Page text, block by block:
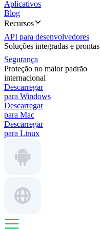
Aplicativos
Blog
Recursos
API para desenvolvedores
Soluções integradas e prontas
Segurança
Proteção no maior padrão
internacional
Descarregar
para Windows
Descarregar
para Mac
Descarregar
para Linux